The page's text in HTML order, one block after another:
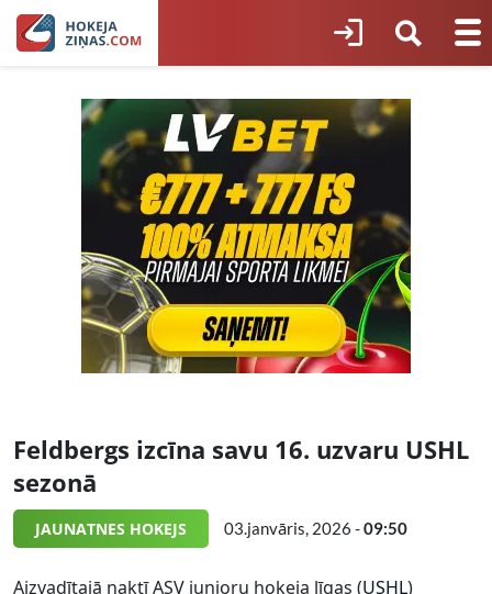
Feldbergs izcīna savu 16. uzvaru USHL
sezonā
JAUNATNES HOKEJS 03.janvāris, 2026 -09:50
Aizvadītajā naktī ASV junioru hokeja līgas (USHL)